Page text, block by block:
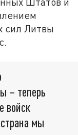
сил Литвы
– теперь
войск
мы